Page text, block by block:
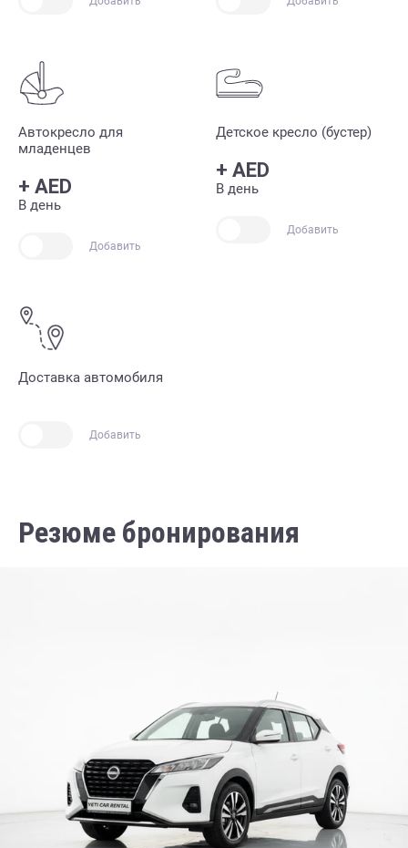
Автокресло для
младенцев
+ AED
В день
Добавить
Детское кресло (бустер)
+ AED
В день
Добавить
Доставка автомобиля
Добавить
Резюме бронирования